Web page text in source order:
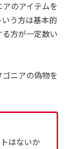
のアイテムを
う方は基本的
方が一定数い
ニアの偽物を
はないか